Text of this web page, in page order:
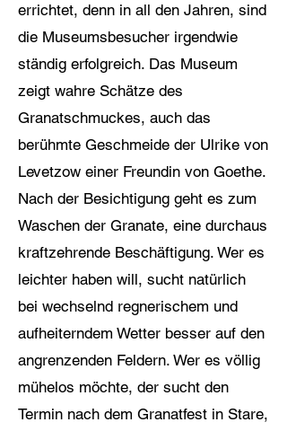
errichtet, denn in all den Jahren, sind
die Museumsbesucher irgendwie
ständig erfolgreich. Das Museum
zeigt wahre Schätze des
Granatschmuckes, auch das
berühmte Geschmeide der Ulrike von
Levetzow einer Freundin von Goethe.
Nach der Besichtigung geht es zum
Waschen der Granate, eine durchaus
kraftzehrende Beschäftigung. Wer es
leichter haben will, sucht natürlich
bei wechselnd regnerischem und
aufheiterndem Wetter besser auf den
angrenzenden Feldern. Wer es völlig
mühelos möchte, der sucht den
Termin nach dem Granatfest in Stare,